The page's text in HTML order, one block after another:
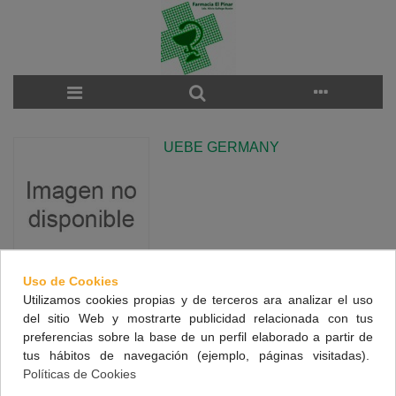
UEBE GERMANY
There are no products on the category.
NUESTRA FARMACIA
Uso de Cookies
Utilizamos cookies propias y de terceros ara analizar el uso
del sitio Web y mostrarte publicidad relacionada con tus
preferencias sobre la base de un perfil elaborado a partir de
tus hábitos de navegación (ejemplo, páginas visitadas).
Políticas de Cookies